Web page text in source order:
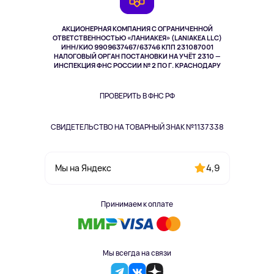
АКЦИОНЕРНАЯ КОМПАНИЯ С ОГРАНИЧЕННОЙ
ОТВЕТСТВЕННОСТЬЮ «ЛАНИАКЕЯ» (LANIAKEA LLC)
ИНН/КИО 9909637467/63746 КПП 231087001
НАЛОГОВЫЙ ОРГАН ПОСТАНОВКИ НА УЧЁТ 2310 —
ИНСПЕКЦИЯ ФНС РОССИИ № 2 ПО Г. КРАСНОДАРУ
ПРОВЕРИТЬ В ФНС РФ
СВИДЕТЕЛЬСТВО НА ТОВАРНЫЙ ЗНАК №1137338
Мы на Яндекс 4,9
Принимаем к оплате
Мы всегда на связи
Здоровье питомцев
Одежда и аксессуары